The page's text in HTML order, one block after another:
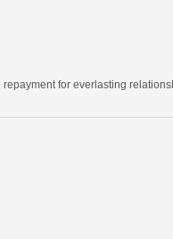
for everlasting